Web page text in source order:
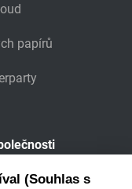
papírů
(Souhlas s